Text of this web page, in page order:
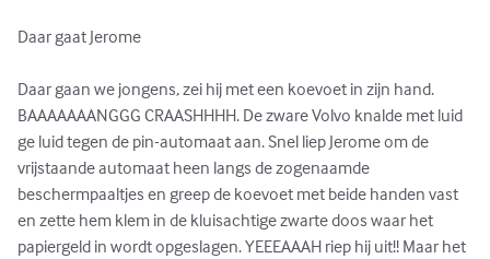
Daar gaat Jerome
Daar gaan we jongens, zei hij met een koevoet in zijn hand.
BAAAAAAANGGG CRAASHHHH. De zware Volvo knalde met luid
ge luid tegen de pin-automaat aan. Snel liep Jerome om de
vrijstaande automaat heen langs de zogenaamde
beschermpaaltjes en greep de koevoet met beide handen vast
en zette hem klem in de kluisachtige zwarte doos waar het
papiergeld in wordt opgeslagen. YEEEAAAH riep hij uit!! Maar het